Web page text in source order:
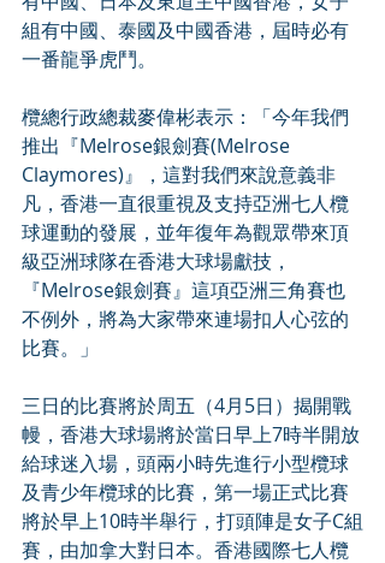
組有中國、泰國及中國香港，屆時必有
一番龍爭虎鬥。
欖總行政總裁麥偉彬表示：「今年我們
推出『Melrose銀劍賽(Melrose
Claymores)』，這對我們來說意義非
凡，香港一直很重視及支持亞洲七人欖
球運動的發展，並年復年為觀眾帶來頂
級亞洲球隊在香港大球場獻技，
『Melrose銀劍賽』這項亞洲三角賽也
不例外，將為大家帶來連場扣人心弦的
比賽。」
三日的比賽將於周五（4月5日）揭開戰
幔，香港大球場將於當日早上7時半開放
給球迷入場，頭兩小時先進行小型欖球
及青少年欖球的比賽，第一場正式比賽
將於早上10時半舉行，打頭陣是女子C組
賽，由加拿大對日本。香港國際七人欖